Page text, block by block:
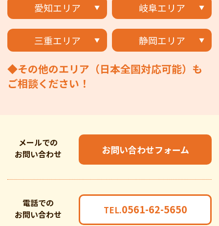
愛知エリア 岐阜エリア
三重エリア 静岡エリア
◆その他のエリア（日本全国対応可能）も
ご相談ください！
メールでの
お問い合わせ
お問い合わせフォーム
電話での
お問い合わせ
TEL.0561-62-5650